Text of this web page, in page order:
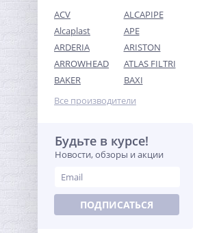
Муфта резьбовая 3/8" x
3/8" (ВР) латунь UNI-FITT
135,68
ACV
ALCAPIPE
Alcaplast
APE
ARDERIA
ARISTON
ARROWHEAD
ATLAS FILTRI
BAKER
BAXI
Все производители
Будьте в курсе!
Новости, обзоры и акции
ПОДПИСАТЬСЯ